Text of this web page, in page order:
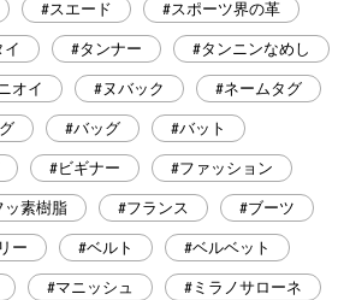
#スエード #スポーツ界の革
イ #タンナー #タンニンなめし
オイ #ヌバック #ネームタグ
#バッグ #バット
#ビギナー #ファッション
ッ素樹脂 #フランス #ブーツ
ー #ベルト #ベルベット
#マニッシュ #ミラノサローネ